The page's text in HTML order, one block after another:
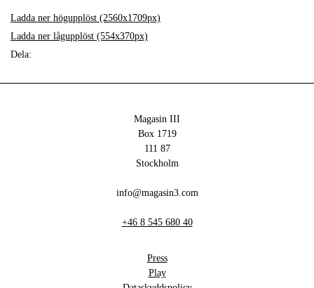
Ladda ner högupplöst (2560x1709px)
Ladda ner lågupplöst (554x370px)
Dela:
Magasin III
Box 1719
111 87
Stockholm
info@magasin3.com
+46 8 545 680 40
Press
Play